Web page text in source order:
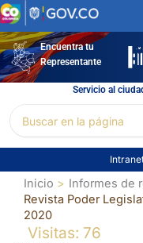
Ir
al
contenidoEncuentra tu
Representante
Servicio al
por:
Inicio
Informes de
Revista Poder
2020
Visitas: 76